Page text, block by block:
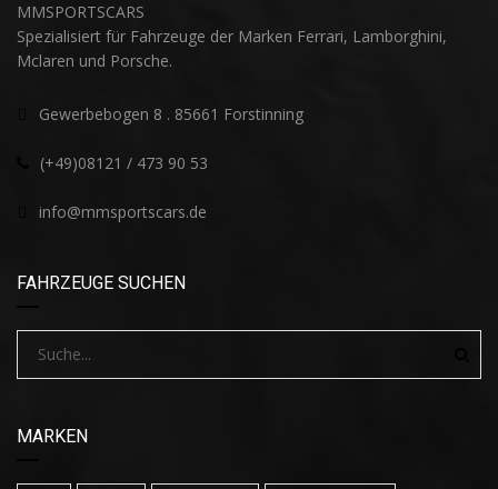
MMSPORTSCARS
Spezialisiert für Fahrzeuge der Marken Ferrari, Lamborghini,
Mclaren und Porsche.
Gewerbebogen 8 . 85661 Forstinning
(+49)08121 / 473 90 53
info@mmsportscars.de
FAHRZEUGE SUCHEN
MARKEN